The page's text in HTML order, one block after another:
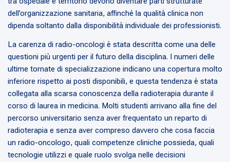
dell’organizzazione sanitaria, affinché la qualità clinica non
dipenda soltanto dalla disponibilità individuale dei professionisti.
La carenza di radio-oncologi è stata descritta come una delle
questioni più urgenti per il futuro della disciplina. I numeri delle
ultime tornate di specializzazione indicano una copertura molto
inferiore rispetto ai posti disponibili, e questa tendenza è stata
collegata alla scarsa conoscenza della radioterapia durante il
corso di laurea in medicina. Molti studenti arrivano alla fine del
percorso universitario senza aver frequentato un reparto di
radioterapia e senza aver compreso davvero che cosa faccia
un radio-oncologo, quali competenze cliniche possieda, quali
tecnologie utilizzi e quale ruolo svolga nelle decisioni